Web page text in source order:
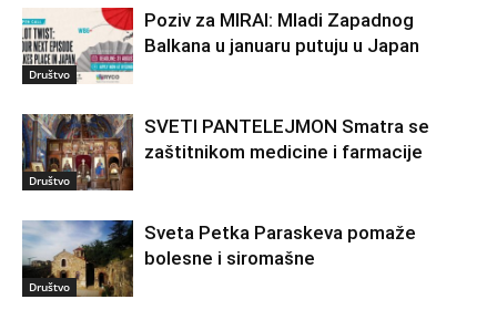
Društvo
Poziv za MIRAI: Mladi Zapadnog
Balkana u januaru putuju u Japan
Društvo
SVETI PANTELEJMON Smatra se
zaštitnikom medicine i farmacije
Društvo
Sveta Petka Paraskeva pomaže
bolesne i siromašne